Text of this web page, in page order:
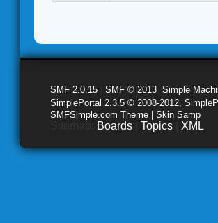
SMF 2.0.15 SMF © 2013 Simple
SimplePortal 2.3.5 © 2008-2012,
SMFSimple.com Theme | Skin Samp
Boards Topics XML